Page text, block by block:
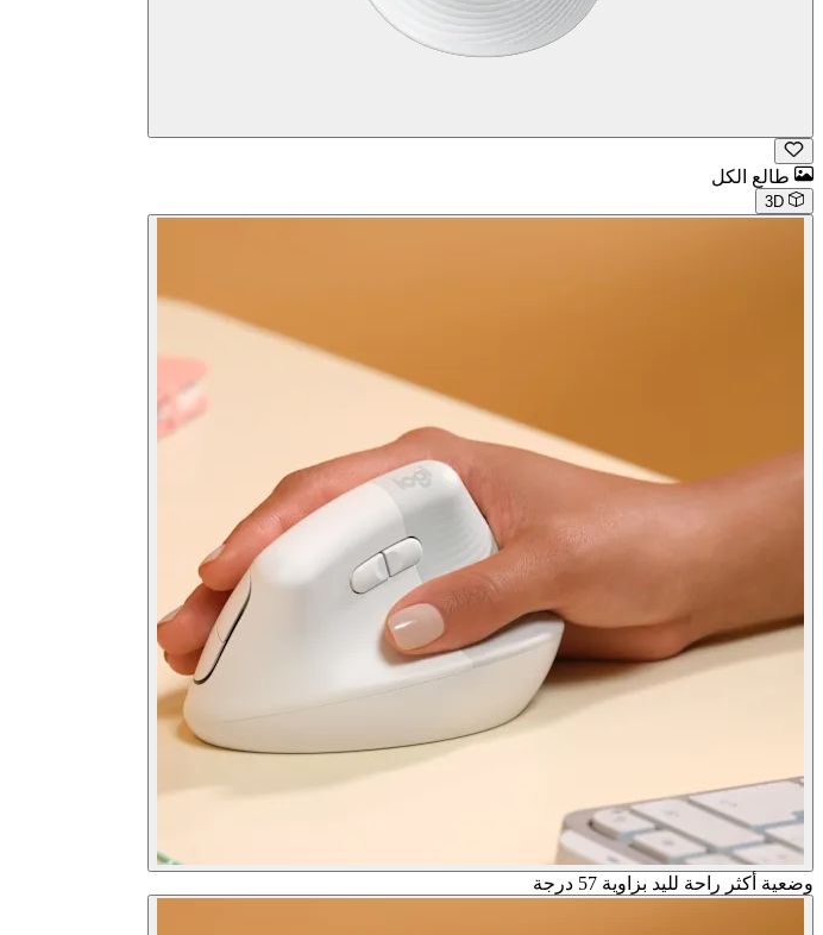
طالع الكل
3D
وضعية أكثر راحة لليد بزاوية 57 درجة